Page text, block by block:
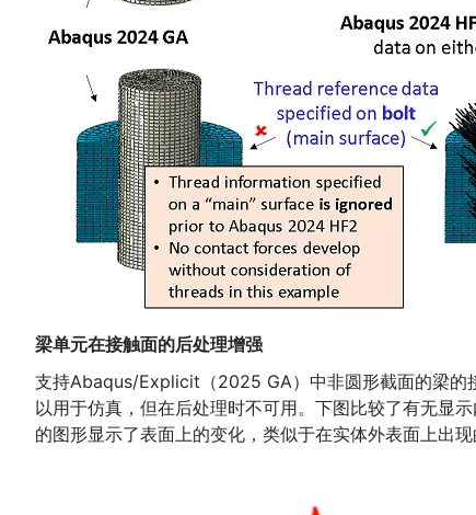
梁单元在接触面的后处理增强
支持Abaqus/Explicit（2025 GA）中非圆形截面的梁的
以用于仿真，但在后处理时不可用。下图比较了有无显
的图形显示了表面上的变化，类似于在实体外表面上出现